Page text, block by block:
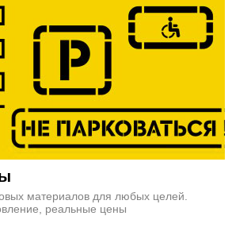
материалов для любых целей.
реальные цены